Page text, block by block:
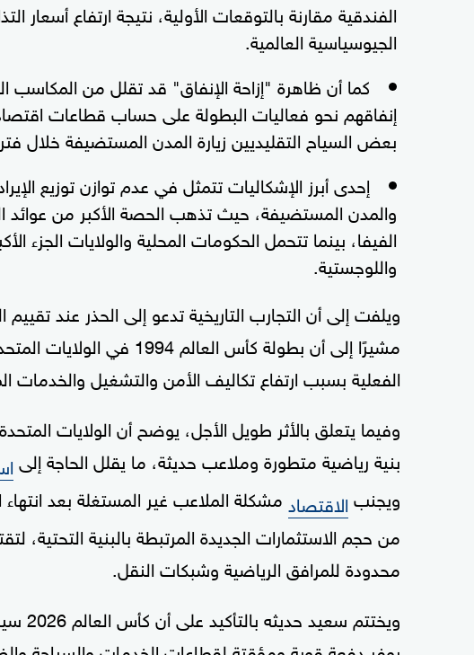
الفندقية مقارنة بالتوقعات الأولية، نتيجة ارتفاع أسعار
الجيوسياسية العالمية.
كما أن ظاهرة "إزاحة الإنفاق" قد تقلل من المكاسب
إنفاقهم نحو فعاليات البطولة على حساب قطاعات
بعض السياح التقليديين زيارة المدن المستضيفة خلال
إحدى أبرز الإشكاليات تتمثل في عدم توازن توزيع
والمدن المستضيفة، حيث تذهب الحصة الأكبر من عوائد
الفيفا، بينما تتحمل الحكومات المحلية والولايات الجزء
واللوجستية.
ويلفت إلى أن التجارب التاريخية تدعو إلى الحذر عند تقييم
مشيرًا إلى أن بطولة كأس
الفعلية بسبب ارتفاع تكاليف الأمن والتشغيل والخدمات
وفيما يتعلق بالأثر طويل الأجل، يوضح أن الولايات
بنية رياضية متطورة وملاعب حديثة، ما يقلل الحاجة إلى
ويجنب الاقتصاد مشكلة الملاعب غير المستغلة بعد
من حجم الاستثمارات الجديدة المرتبطة بالبنية
محدودة للمرافق الرياضية وشبكات النقل.